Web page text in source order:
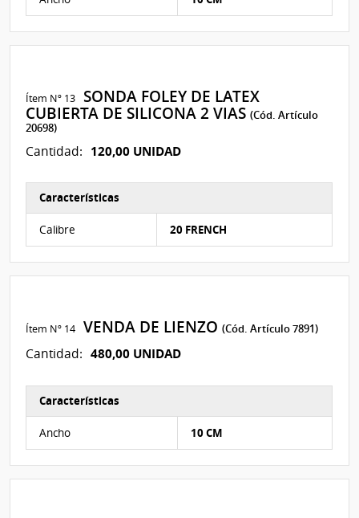
Ítem Nº 13
SONDA FOLEY DE LATEX
CUBIERTA DE SILICONA 2 VIAS(Cód. Artículo
20698)
Cantidad: 120,00 UNIDAD
Características
Calibre 20 FRENCH
Ítem Nº 14 VENDA DE LIENZO(Cód. Artículo 7891)
Cantidad: 480,00 UNIDAD
Características del Ítem Nº 240
Características
Ancho 10 CM